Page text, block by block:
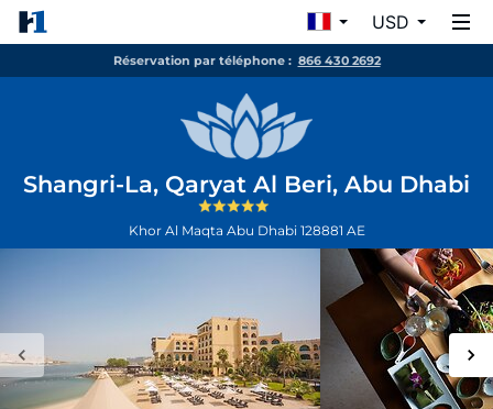
USD
Réservation par téléphone : 866 430 2692
Shangri-La, Qaryat Al Beri, Abu Dhabi
Khor Al Maqta Abu Dhabi 128881 AE